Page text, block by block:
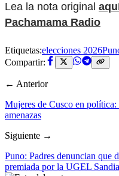
Lea la nota original
Pachamama Radio
Etiquetas:elecciones 2026
Compartir:
← Anterior
Mujeres de Cusco en
amenazas
Siguiente →
Puno: Padres denuncian que
premiada por la UGEL Sandia